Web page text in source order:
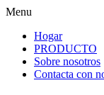
Menu
Hogar
PRODUCTO
Sobre nosotros
Contacta con